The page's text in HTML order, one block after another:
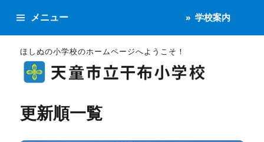
ほしぬの小学校のホームページへようこそ！
メニュー 学校案内
更新順一覧